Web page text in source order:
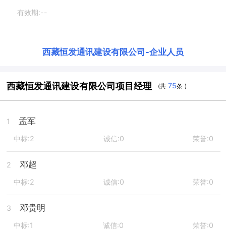
有效期:--
西藏恒发通讯建设有限公司 -企业人员
西藏恒发通讯建设有限公司项目经理 (共75条 )
1 孟军
中标:2 诚信:0 荣誉:0
2 邓超
中标:2 诚信:0 荣誉:0
3 邓贵明
中标:1 诚信:0 荣誉:0